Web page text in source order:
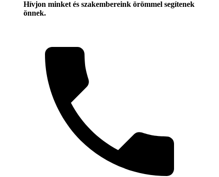
Hívjon minket és szakembereink örömmel segítenek
önnek.